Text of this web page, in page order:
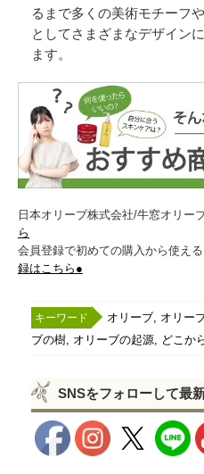
るまで多くの美術モチーフ
としてさまざまなデザイン
ます。
日本オリーブ株式会社/牛窓オリー
ら
会員登録で初めての購入から使える
録はこちら●
オリーブ オリー
ブの樹 オリーブの起源 どこか
SNSをフォローして最